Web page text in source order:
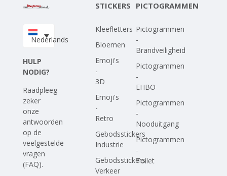
Upload je eigen ontwerp
Nederlands
HULP
NODIG?
Raadpleeg
zeker
onze
antwoorden
op de
veelgestelde
vragen
(FAQ).
STICKERS
Kleefletters
Bloemen
Emoji's
-
3D
Emoji's
-
Retro
Gebodsstickers
Industrie
Gebodsstickers
Verkeer
PICTOGRAMMEN
Pictogrammen
-
Brandveiligheid
Pictogrammen
-
EHBO
Pictogrammen
-
Nooduitgang
Pictogrammen
-
Toilet